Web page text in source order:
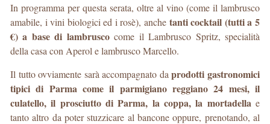
In programma per questa serata, oltre al vino (come il lambrusco
amabile, i vini biologici ed i rosè), anche tanti cocktail (tutti a 5
€) a base di lambruscocome il Lambrusco Spritz, specialità
della casa con Aperol e lambrusco Marcello.
Il tutto ovviamente sarà accompagnato daprodotti gastronomici
tipici di Parma come il parmigiano reggiano 24 mesi, il
culatello, il prosciutto di Parma, la coppa, la mortadella e
tanto altro da poter stuzzicare al bancone oppure, prenotando, al